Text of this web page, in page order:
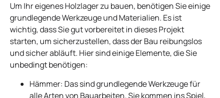
Um Ihr eigenes Holzlager zu bauen, benötigen Sie einige
grundlegende Werkzeuge und Materialien. Es ist
wichtig, dass Sie gut vorbereitet in dieses Projekt
starten, um sicherzustellen, dass der Bau reibungslos
und sicher abläuft. Hier sind einige Elemente, die Sie
unbedingt benötigen:
Hämmer: Das sind grundlegende Werkzeuge für
alle Arten von Bauarbeiten. Sie kommen ins Spiel,